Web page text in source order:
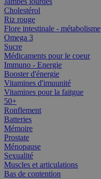
Cholestérol
Riz rouge
Flore intestinale - métabolisme
Omega 3
Sucre
Médicaments pour le coeur
Immuno - Energie
Booster d'énergie
Vitamines d'imuunité
Vitamines pour la faitgue
50+
Ronflement
Batteries
Mémoire
Prostate
Ménopause
Sexualité
Muscles et articulations
Bas de contention